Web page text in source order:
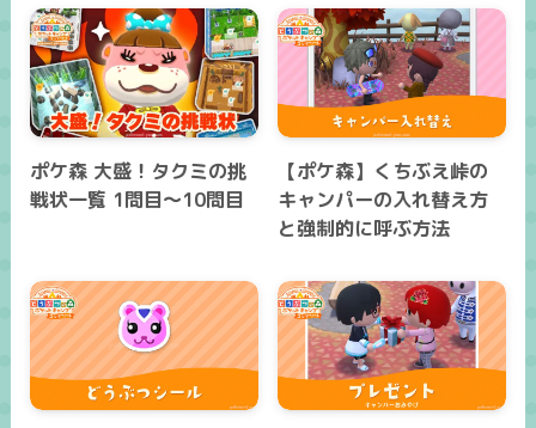
ポケ森 大盛！タクミの挑
戦状一覧 1問目～10問目
【ポケ森】くちぶえ峠の
キャンパーの入れ替え方
と強制的に呼ぶ方法